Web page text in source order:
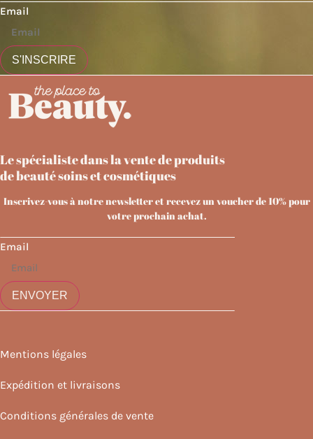
Email
S'INSCRIRE
Le spécialiste dans la vente de produits
de beauté soins et cosmétiques
Inscrivez-vous à notre newsletter et recevez un voucher de 10% pour
votre prochain achat.
Email
ENVOYER
Mentions légales
Expédition et livraisons
Conditions générales de vente